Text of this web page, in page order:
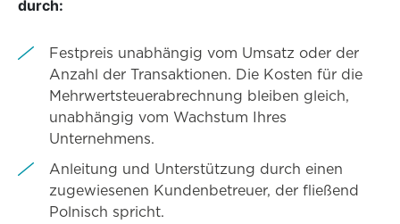
durch:
Festpreis unabhängig vom Umsatz oder der
Anzahl der Transaktionen. Die Kosten für die
Mehrwertsteuerabrechnung bleiben gleich,
unabhängig vom Wachstum Ihres
Unternehmens.
Anleitung und Unterstützung durch einen
zugewiesenen Kundenbetreuer, der fließend
Polnisch spricht.